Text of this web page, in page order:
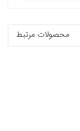
محصولات مرتبط